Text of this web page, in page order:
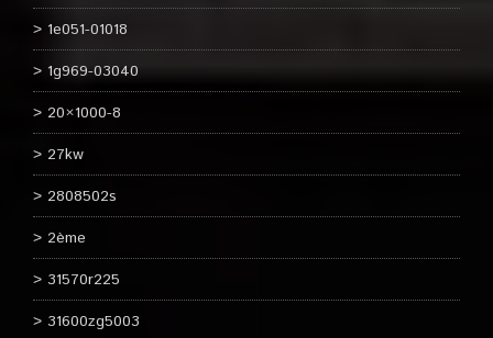
1e051-01018
1g969-03040
20×1000-8
27kw
2808502s
2ème
31570r225
31600zg5003